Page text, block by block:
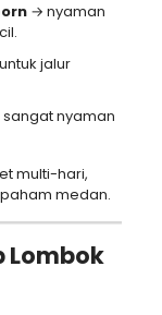
→ nyaman
jalur
sangat nyaman
multi-hari,
medan.
Lombok